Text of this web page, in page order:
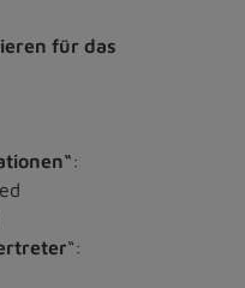
für das
:
“: